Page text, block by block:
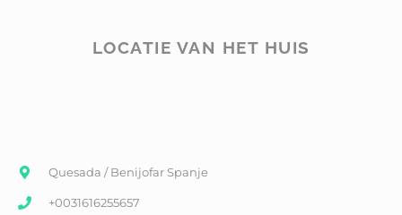
LOCATIE VAN HET HUIS
Quesada / Benijofar Spanje
+0031616255657